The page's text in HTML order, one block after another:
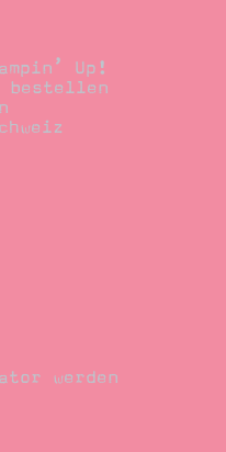
Up!
bestellen
werden